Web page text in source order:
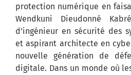
protection numérique en
Wendkuni Dieudonné
d’ingénieur en sécurité des
et aspirant architecte en
nouvelle génération de
digitale. Dans un monde où